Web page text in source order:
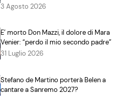
3 Agosto 2026
E’ morto Don Mazzi, il dolore di Mara
Venier: “perdo il mio secondo padre”
31 Luglio 2026
Stefano de Martino porterà Belen a
cantare a Sanremo 2027?